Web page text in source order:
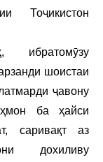
Тоҷикистон
ибратомӯзу
шоистаи
ҷавону
ба ҳайси
саривақт аз
дохиливу